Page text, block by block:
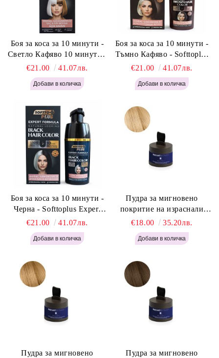
Боя за коса за 10 минути -
Светло Кафяво 10 минути -
Softtoplus Expert Woman
Light Brown 400мл
€21.00 41.07лв.
Боя за коса за 10 минути -
Тъмно Кафяво - Softtoplus
Expert Woman Dark Brown
400 мл
€21.00 41.07лв.
Боя за коса за 10 минути -
Черна - Softtoplus Expert
Woman Black 400мл
€21.00 41.07лв.
Пудра за мигновено
покритие на израснали
корени Светло Русо - Labor
Pro Instant Retouch Powder -
Light Blonde H646
€18.00 35.20лв.
Пудра за мигновено
Пудра за мигновено